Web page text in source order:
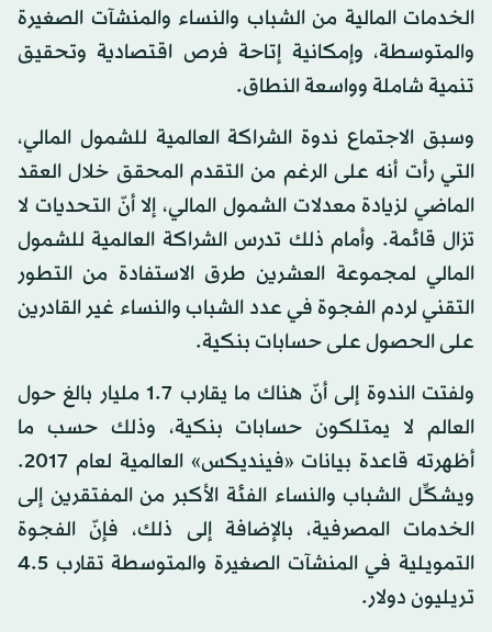
الخدمات المالية من الشباب والنساء والمنشآت الصغيرة
والمتوسطة، وإمكانية إتاحة فرص اقتصادية وتحقيق
تنمية شاملة وواسعة النطاق.
وسبق الاجتماع ندوة الشراكة العالمية للشمول المالي،
التي رأت أنه على الرغم من التقدم المحقق خلال العقد
الماضي لزيادة معدلات الشمول المالي، إلا أنّ التحديات لا
تزال قائمة. وأمام ذلك تدرس الشراكة العالمية للشمول
المالي لمجموعة العشرين طرق الاستفادة من التطور
التقني لردم الفجوة في عدد الشباب والنساء غير القادرين
على الحصول على حسابات بنكية.
ولفتت الندوة إلى أنّ هناك ما يقارب 1.7 مليار بالغ حول
العالم لا يمتلكون حسابات بنكية، وذلك حسب ما
أظهرته قاعدة بيانات «فينديكس» العالمية لعام 2017.
ويشكِّل الشباب والنساء الفئة الأكبر من المفتقرين إلى
الخدمات المصرفية، بالإضافة إلى ذلك، فإنّ الفجوة
التمويلية في المنشآت الصغيرة والمتوسطة تقارب 4.5
تريليون دولار.